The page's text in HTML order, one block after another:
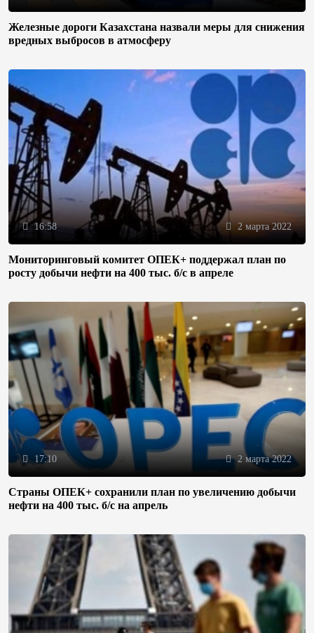
Железные дороги Казахстана назвали меры для снижения
вредных выбросов в атмосферу
16:58 2 марта 2022
Мониторинговый комитет ОПЕК+ поддержал план по
росту добычи нефти на 400 тыс. б/с в апреле
17:10 2 марта 2022
Страны ОПЕК+ сохранили план по увеличению добычи
нефти на 400 тыс. б/с на апрель